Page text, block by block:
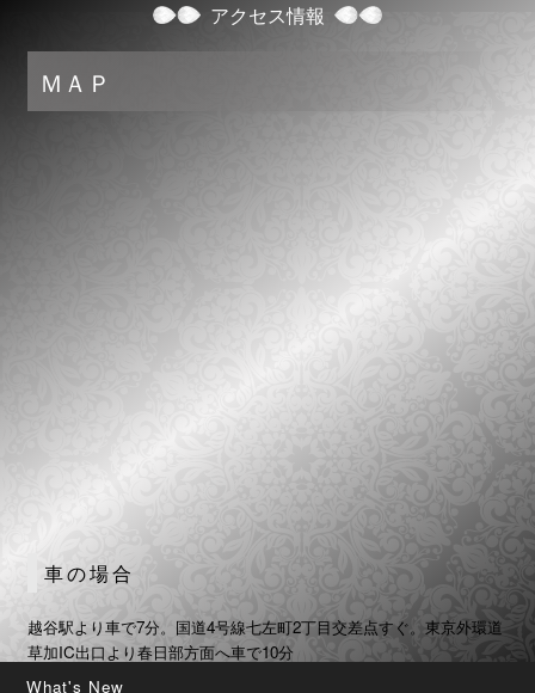
アクセス情報
ＭＡＰ
車の場合
越谷駅より車で7分。国道4号線七左町2丁目交差点すぐ。東京外環道
草加IC出口より春日部方面へ車で10分
What's New